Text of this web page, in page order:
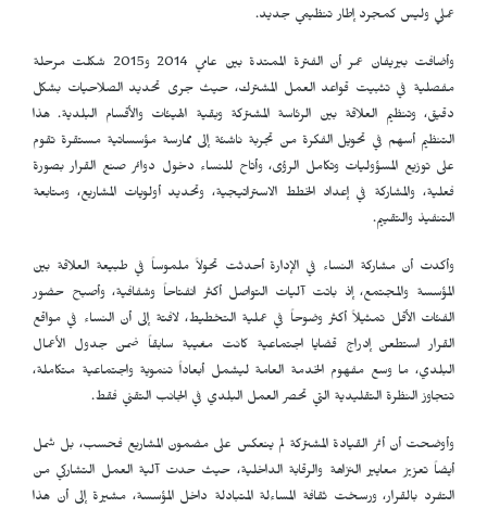
عملي وليس كمجرد إطار تنظيمي جديد.
وأضافت بيريفان عمر أن الفترة الممتدة بين عامي 2014 و2015 شكلت مرحلة
مفصلية في تثبيت قواعد العمل المشترك، حيث جرى تحديد الصلاحيات بشكل
دقيق، وتنظيم العلاقة بين الرئاسة المشتركة وبقية الهيئات والأقسام البلدية. هذا
التنظيم أسهم في تحويل الفكرة من تجربة ناشئة إلى ممارسة مؤسساتية مستقرة تقوم
على توزيع المسؤوليات وتكامل الرؤى، وأتاح للنساء دخول دوائر صنع القرار بصورة
فعلية، والمشاركة في إعداد الخطط الاستراتيجية، وتحديد أولويات المشاريع، ومتابعة
التنفيذ والتقييم.
وأكدت أن مشاركة النساء في الإدارة أحدثت تحولاً ملموساً في طبيعة العلاقة بين
المؤسسة والمجتمع، إذ باتت آليات التواصل أكثر انفتاحاً وشفافية، وأصبح حضور
الفئات الأقل تمثيلاً أكثر وضوحاً في عملية التخطيط، لافتة إلى أن النساء في مواقع
القرار استطعن إدراج قضايا اجتماعية كانت مغيبة سابقاً ضمن جدول الأعمال
البلدي، ما وسع مفهوم الخدمة العامة ليشمل أبعاداً تنموية واجتماعية متكاملة،
تتجاوز النظرة التقليدية التي تحصر العمل البلدي في الجانب التقني فقط.
وأوضحت أن أثر القيادة المشتركة لم ينعكس على مضمون المشاريع فحسب، بل شمل
أيضاً تعزيز معايير النزاهة والرقابة الداخلية، حيث حدت آلية العمل التشاركي من
التفرد بالقرار، ورسخت ثقافة المساءلة المتبادلة داخل المؤسسة، مشيرة إلى أن هذا